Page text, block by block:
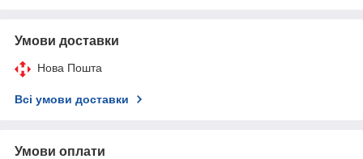
Умови доставки
Нова Пошта
Всі умови доставки
Умови оплати